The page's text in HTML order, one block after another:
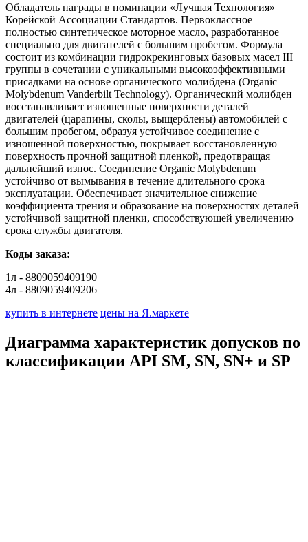
Обладатель награды в номинации «Лучшая Технология»
Корейской Ассоциации Стандартов. Первоклассное
полностью синтетическое моторное масло, разработанное
специально для двигателей с большим пробегом. Формула
состоит из комбинации гидрокрекинговых базовых масел III
группы в сочетании с уникальными высокоэффективными
присадками на основе органического молибдена (Organic
Molybdenum Vanderbilt Technology). Органический молибден
восстанавливает изношенные поверхности деталей
двигателей (царапины, сколы, выщерблены) автомобилей с
большим пробегом, образуя устойчивое соединение с
изношенной поверхностью, покрывает восстановленную
поверхность прочной защитной пленкой, предотвращая
дальнейший износ. Cоединение Organic Molybdenum
устойчиво от вымывания в течение длительного срока
эксплуатации. Обеспечивает значительное снижение
коэффициента трения и образование на поверхностях деталей
устойчивой защитной пленки, способствующей увеличению
срока службы двигателя.
Коды заказа:
1л - 8809059409190
4л - 8809059409206
купить в интернете цены на Я.маркете
Диаграмма характеристик допусков по
классификации API SM, SN, SN+ и SP